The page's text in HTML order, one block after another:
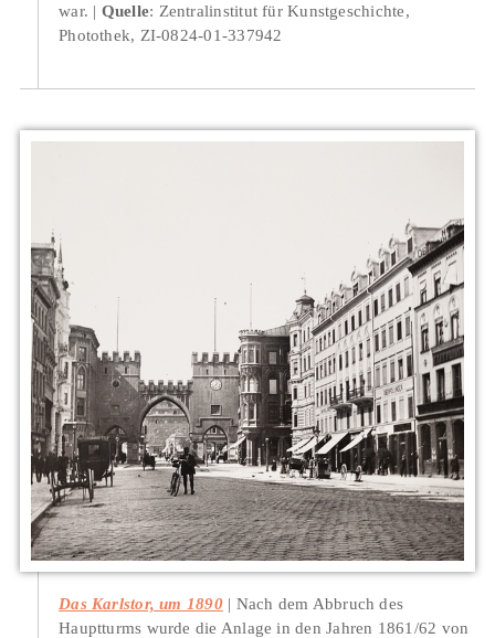
war.
Quelle: Zentralinstitut für Kunstgeschichte,
Photothek, ZI-0824-01-337942
Das Karlstor, um 1890
Nach dem Abbruch des
Hauptturms wurde die Anlage in den Jahren 1861/62 von